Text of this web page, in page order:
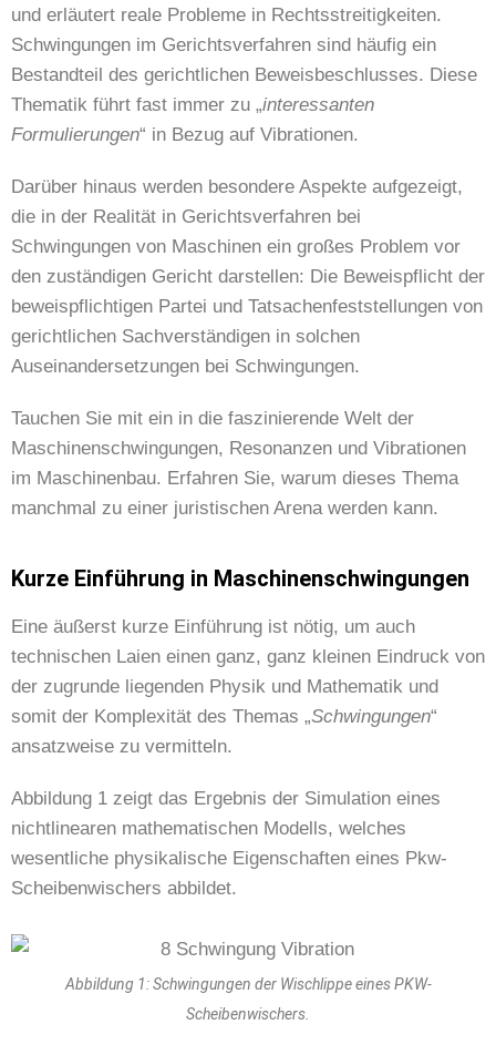
und erläutert reale Probleme in Rechtsstreitigkeiten.
Schwingungen im Gerichtsverfahren sind häufig ein
Bestandteil des gerichtlichen Beweisbeschlusses. Diese
Thematik führt fast immer zu „interessanten
Formulierungen“ in Bezug auf Vibrationen.
Darüber hinaus werden besondere Aspekte aufgezeigt,
die in der Realität in Gerichtsverfahren bei
Schwingungen von Maschinen ein großes Problem vor
den zuständigen Gericht darstellen: Die Beweispflicht der
beweispflichtigen Partei und Tatsachenfeststellungen von
gerichtlichen Sachverständigen in solchen
Auseinandersetzungen bei Schwingungen.
Tauchen Sie mit ein in die faszinierende Welt der
Maschinenschwingungen, Resonanzen und Vibrationen
im Maschinenbau. Erfahren Sie, warum dieses Thema
manchmal zu einer juristischen Arena werden kann.
Kurze Einführung in Maschinenschwingungen
Eine äußerst kurze Einführung ist nötig, um auch
technischen Laien einen ganz, ganz kleinen Eindruck von
der zugrunde liegenden Physik und Mathematik und
somit der Komplexität des Themas „Schwingungen“
ansatzweise zu vermitteln.
Abbildung 1 zeigt das Ergebnis der Simulation eines
nichtlinearen mathematischen Modells, welches
wesentliche physikalische Eigenschaften eines Pkw-
Scheibenwischers abbildet.
Abbildung 1: Schwingungen der Wischlippe eines PKW-
Scheibenwischers.